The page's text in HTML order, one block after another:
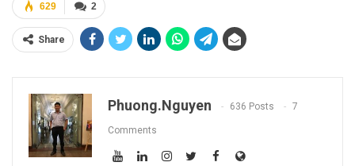
2
629
Share
Phuong.nguyen 636 Posts 7
Comments